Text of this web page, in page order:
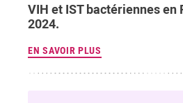
VIH et IST bactériennes en
2024.
EN SAVOIR PLUS